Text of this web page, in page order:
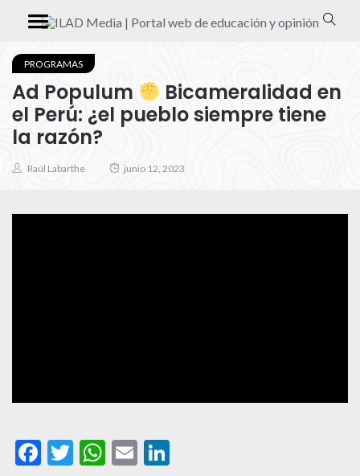
PROGRAMAS
Ad Populum
Bicameralidad en
el Perú: ¿el pueblo siempre tiene
la razón?
Raúl Labarthe junio 12, 2023
Facebook
Twitter
WhatsApp
Email